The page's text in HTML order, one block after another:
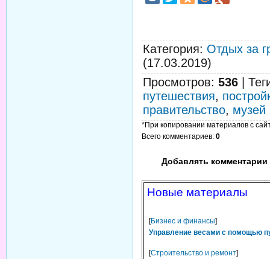
Категория: Отдых за
(17.03.2019)
Просмотров: 536
путешествия,
правительство, музей
*При копировании материалов с
Всего комментариев: 0
Добавлять комментарии
Новые материалы
[Бизнес и финансы]
Управление весами с помощью
[Строительство и ремонт]